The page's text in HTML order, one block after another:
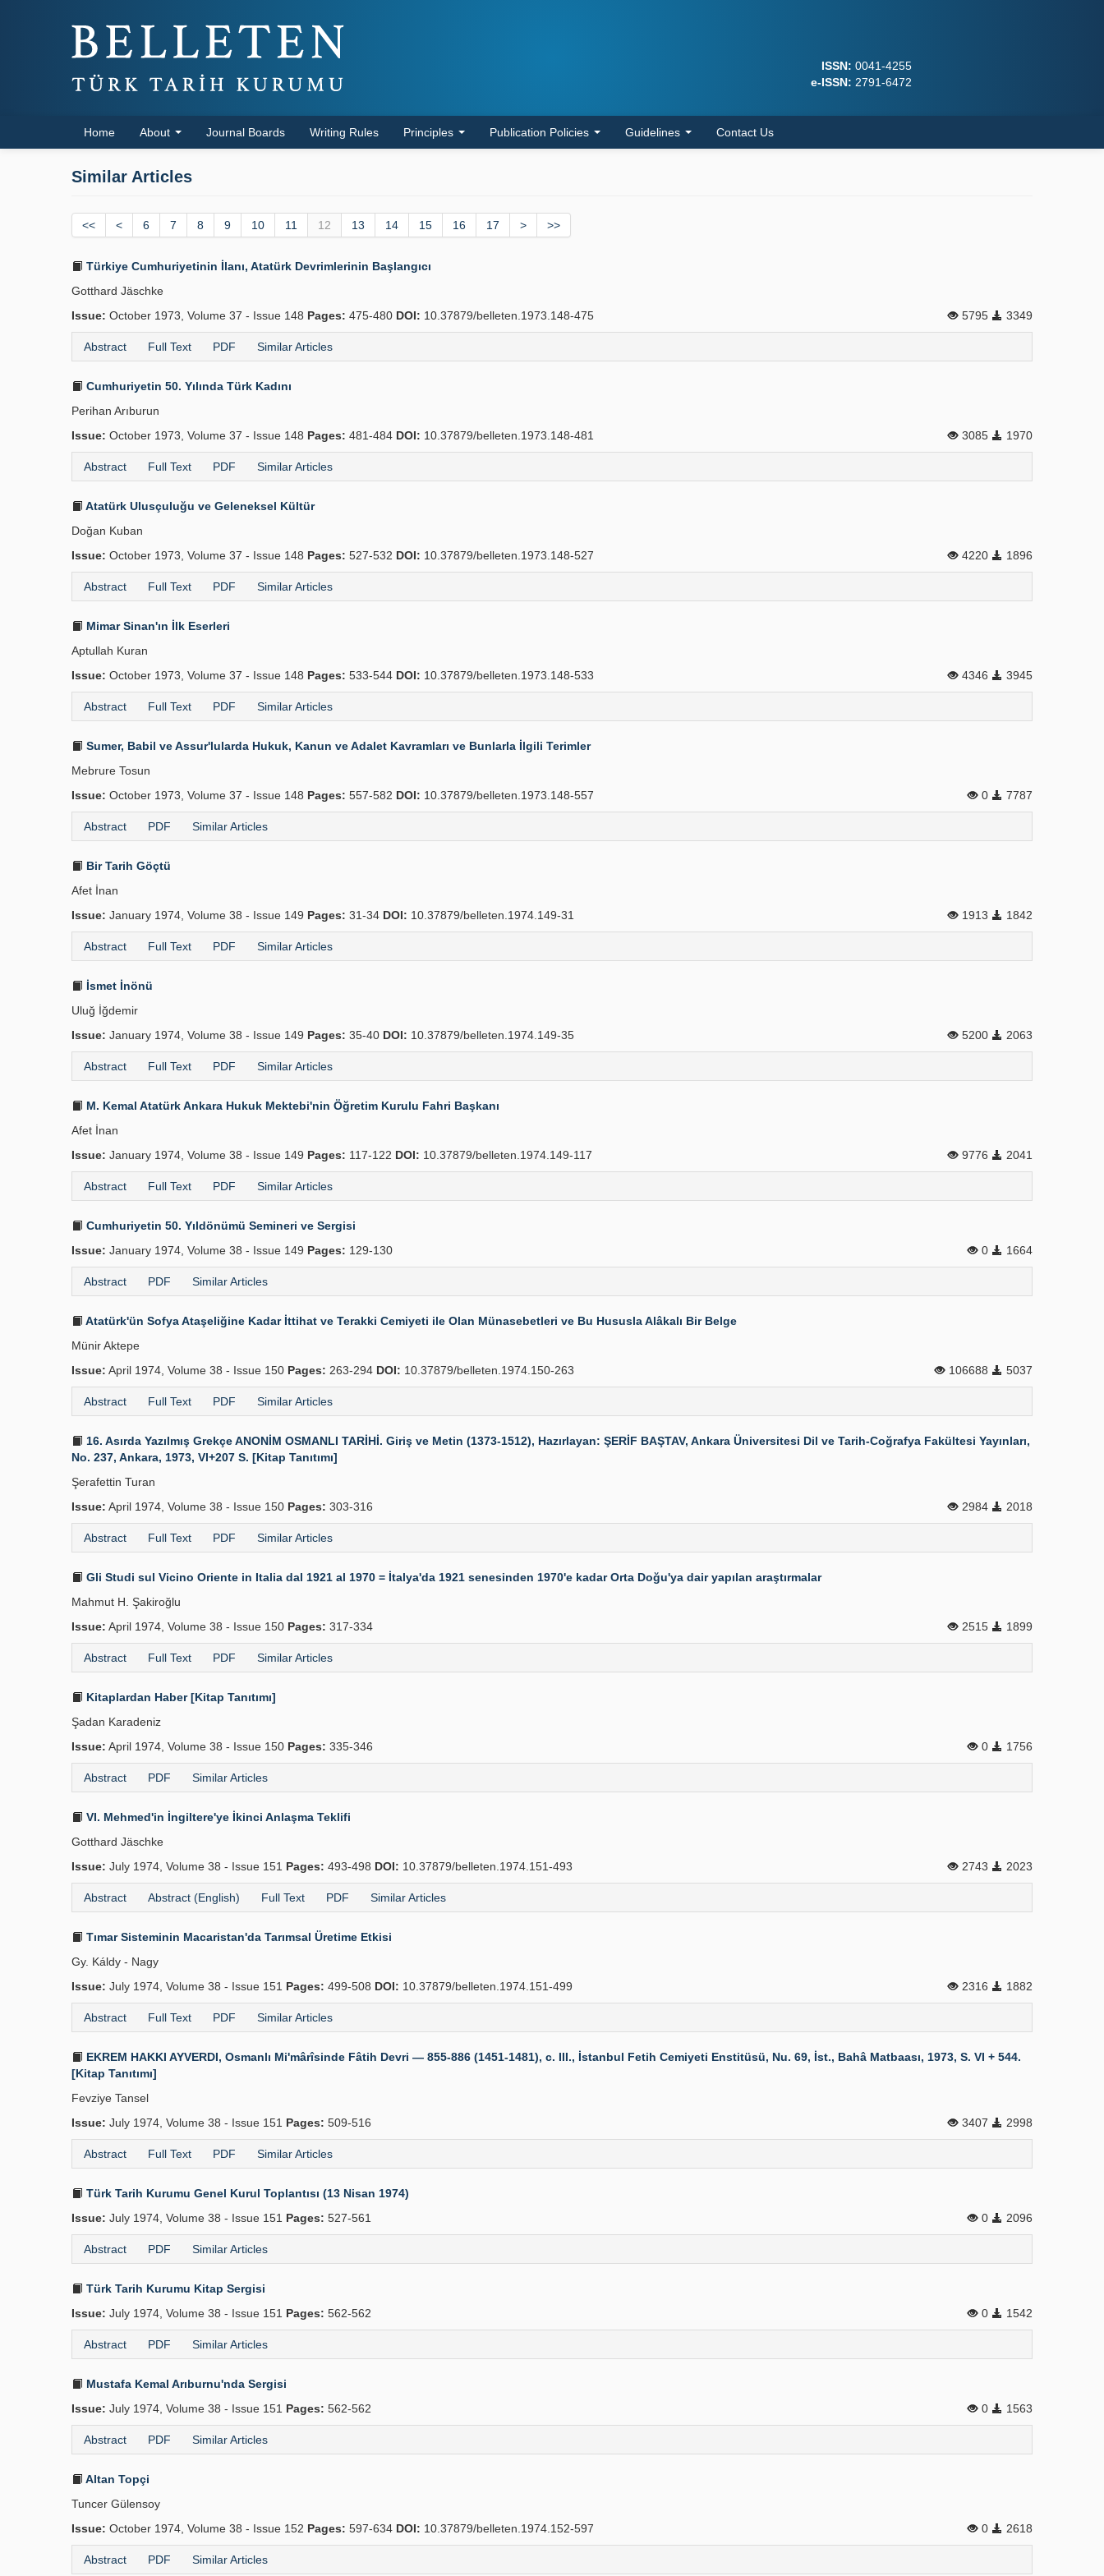
ISSN: 0041-4255
e-ISSN: 2791-6472
Home About Journal Boards Writing Rules Principles Publication Policies Guidelines Contact Us
Similar Articles
<< < 6 7 8 9 10 11 12 13 14 15 16 17 > >>
Türkiye Cumhuriyetinin İlanı, Atatürk Devrimlerinin Başlangıcı
Gotthard Jäschke
Issue: October 1973, Volume 37 - Issue 148 Pages: 475-480 DOI: 10.37879/belleten.1973.148-475 5795 3349
Abstract Full Text PDF Similar Articles
Cumhuriyetin 50. Yılında Türk Kadını
Perihan Arıburun
Issue: October 1973, Volume 37 - Issue 148 Pages: 481-484 DOI: 10.37879/belleten.1973.148-481 3085 1970
Abstract Full Text PDF Similar Articles
Atatürk Ulusçuluğu ve Geleneksel Kültür
Doğan Kuban
Issue: October 1973, Volume 37 - Issue 148 Pages: 527-532 DOI: 10.37879/belleten.1973.148-527 4220 1896
Abstract Full Text PDF Similar Articles
Mimar Sinan'ın İlk Eserleri
Aptullah Kuran
Issue: October 1973, Volume 37 - Issue 148 Pages: 533-544 DOI: 10.37879/belleten.1973.148-533 4346 3945
Abstract Full Text PDF Similar Articles
Sumer, Babil ve Assur'lularda Hukuk, Kanun ve Adalet Kavramları ve Bunlarla İlgili Terimler
Mebrure Tosun
Issue: October 1973, Volume 37 - Issue 148 Pages: 557-582 DOI: 10.37879/belleten.1973.148-557 0 7787
Abstract PDF Similar Articles
Bir Tarih Göçtü
Afet İnan
Issue: January 1974, Volume 38 - Issue 149 Pages: 31-34 DOI: 10.37879/belleten.1974.149-31 1913 1842
Abstract Full Text PDF Similar Articles
İsmet İnönü
Uluğ İğdemir
Issue: January 1974, Volume 38 - Issue 149 Pages: 35-40 DOI: 10.37879/belleten.1974.149-35 5200 2063
Abstract Full Text PDF Similar Articles
M. Kemal Atatürk Ankara Hukuk Mektebi'nin Öğretim Kurulu Fahri Başkanı
Afet İnan
Issue: January 1974, Volume 38 - Issue 149 Pages: 117-122 DOI: 10.37879/belleten.1974.149-117 9776 2041
Abstract Full Text PDF Similar Articles
Cumhuriyetin 50. Yıldönümü Semineri ve Sergisi
Issue: January 1974, Volume 38 - Issue 149 Pages: 129-130 0 1664
Abstract PDF Similar Articles
Atatürk'ün Sofya Ataşeliğine Kadar İttihat ve Terakki Cemiyeti ile Olan Münasebetleri ve Bu Hususla Alâkalı Bir Belge
Münir Aktepe
Issue: April 1974, Volume 38 - Issue 150 Pages: 263-294 DOI: 10.37879/belleten.1974.150-263 106688 5037
Abstract Full Text PDF Similar Articles
16. Asırda Yazılmış Grekçe ANONİM OSMANLI TARİHİ. Giriş ve Metin (1373-1512), Hazırlayan: ŞERİF BAŞTAV, Ankara Üniversitesi Dil ve Tarih-Coğrafya Fakültesi Yayınları,
No. 237, Ankara, 1973, VI+207 S. [Kitap Tanıtımı]
Şerafettin Turan
Issue: April 1974, Volume 38 - Issue 150 Pages: 303-316 2984 2018
Abstract Full Text PDF Similar Articles
Gli Studi sul Vicino Oriente in Italia dal 1921 al 1970 = İtalya'da 1921 senesinden 1970'e kadar Orta Doğu'ya dair yapılan araştırmalar
Mahmut H. Şakiroğlu
Issue: April 1974, Volume 38 - Issue 150 Pages: 317-334 2515 1899
Abstract Full Text PDF Similar Articles
Kitaplardan Haber [Kitap Tanıtımı]
Şadan Karadeniz
Issue: April 1974, Volume 38 - Issue 150 Pages: 335-346 0 1756
Abstract PDF Similar Articles
VI. Mehmed'in İngiltere'ye İkinci Anlaşma Teklifi
Gotthard Jäschke
Issue: July 1974, Volume 38 - Issue 151 Pages: 493-498 DOI: 10.37879/belleten.1974.151-493 2743 2023
Abstract Abstract (English) Full Text PDF Similar Articles
Tımar Sisteminin Macaristan'da Tarımsal Üretime Etkisi
Gy. Káldy - Nagy
Issue: July 1974, Volume 38 - Issue 151 Pages: 499-508 DOI: 10.37879/belleten.1974.151-499 2316 1882
Abstract Full Text PDF Similar Articles
EKREM HAKKI AYVERDI, Osmanlı Mi'mârîsinde Fâtih Devri — 855-886 (1451-1481), c. III., İstanbul Fetih Cemiyeti Enstitüsü, Nu. 69, İst., Bahâ Matbaası, 1973, S. VI + 544.
[Kitap Tanıtımı]
Fevziye Tansel
Issue: July 1974, Volume 38 - Issue 151 Pages: 509-516 3407 2998
Abstract Full Text PDF Similar Articles
Türk Tarih Kurumu Genel Kurul Toplantısı (13 Nisan 1974)
Issue: July 1974, Volume 38 - Issue 151 Pages: 527-561 0 2096
Abstract PDF Similar Articles
Türk Tarih Kurumu Kitap Sergisi
Issue: July 1974, Volume 38 - Issue 151 Pages: 562-562 0 1542
Abstract PDF Similar Articles
Mustafa Kemal Arıburnu'nda Sergisi
Issue: July 1974, Volume 38 - Issue 151 Pages: 562-562 0 1563
Abstract PDF Similar Articles
Altan Topçi
Tuncer Gülensoy
Issue: October 1974, Volume 38 - Issue 152 Pages: 597-634 DOI: 10.37879/belleten.1974.152-597 0 2618
Abstract PDF Similar Articles